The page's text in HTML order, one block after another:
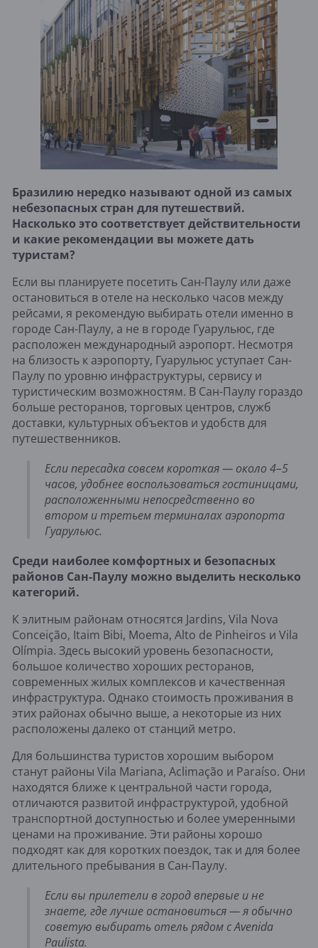
Бразилию нередко называют одной из самых
небезопасных стран для путешествий.
Насколько это соответствует действительности
и какие рекомендации вы можете дать
туристам?
Если вы планируете посетить Сан-Паулу или даже
остановиться в отеле на несколько часов между
рейсами, я рекомендую выбирать отели именно в
городе Сан-Паулу, а не в городе Гуарульюс, где
расположен международный аэропорт. Несмотря
на близость к аэропорту, Гуарульюс уступает Сан-
Паулу по уровню инфраструктуры, сервису и
туристическим возможностям. В Сан-Паулу гораздо
больше ресторанов, торговых центров, служб
доставки, культурных объектов и удобств для
путешественников.
Если пересадка совсем короткая — около 4–5
часов, удобнее воспользоваться гостиницами,
расположенными непосредственно во
втором и третьем терминалах аэропорта
Гуарульюс.
Среди наиболее комфортных и безопасных
районов Сан-Паулу можно выделить несколько
категорий.
К элитным районам относятся Jardins, Vila Nova
Conceição, Itaim Bibi, Moema, Alto de Pinheiros и Vila
Olímpia. Здесь высокий уровень безопасности,
большое количество хороших ресторанов,
современных жилых комплексов и качественная
инфраструктура. Однако стоимость проживания в
этих районах обычно выше, а некоторые из них
расположены далеко от станций метро.
Для большинства туристов хорошим выбором
станут районы Vila Mariana, Aclimação и Paraíso. Они
находятся ближе к центральной части города,
отличаются развитой инфраструктурой, удобной
транспортной доступностью и более умеренными
ценами на проживание. Эти районы хорошо
подходят как для коротких поездок, так и для более
длительного пребывания в Сан-Паулу.
Если вы прилетели в город впервые и не
знаете, где лучше остановиться — я обычно
советую выбирать отель рядом с Avenida
Paulista.